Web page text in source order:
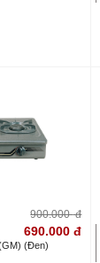
900.000 đ
690.000 đ
(Đen)